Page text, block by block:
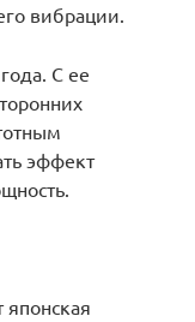
вибрации.
С ее
эффект